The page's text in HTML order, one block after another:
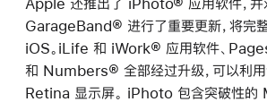
Apple 还推出了 iPhoto® 应用软件，
GarageBand® 进行了重要更新，将完
iOS。iLife 和 iWork® 应用软件、
和 Numbers® 全部经过升级，可以利
Retina 显示屏。 iPhoto 包含突破性